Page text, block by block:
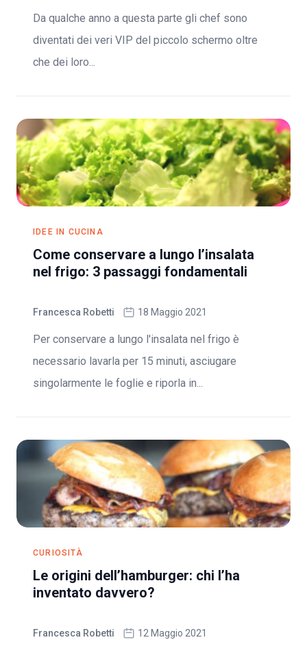
Da qualche anno a questa parte gli chef sono
diventati dei veri VIP del piccolo schermo oltre
che dei loro...
IDEE IN CUCINA
Come conservare a lungo l’insalata
nel frigo: 3 passaggi fondamentali
Francesca Robetti 18 Maggio 2021
Per conservare a lungo l'insalata nel frigo è
necessario lavarla per 15 minuti, asciugare
singolarmente le foglie e riporla in...
CURIOSITÀ
Le origini dell’hamburger: chi l’ha
inventato davvero?
Francesca Robetti 12 Maggio 2021